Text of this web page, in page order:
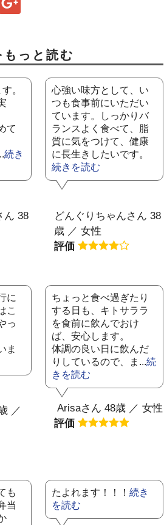
っと読む
。
て
続き
ん 38
心強い味方として、い
つも食事前にいただい
ています。しっかりバ
ランスよく食べて、脂
質に気をつけて、健康
に長生きしたいです。
続きを読む
どんぐりちゃんさん 38
歳 ／ 女性
評価
に
こ
っ
ま
／
ちょっと食べ過ぎたり
する日も、キトサララ
を食前に飲んでおけ
ば、安心します。
体調の良い日に飲んだ
りしているので、ま...続
きを読む
Arisaさん 48歳 ／ 女性
評価
も
当
たよれます！！！ 続き
を読む